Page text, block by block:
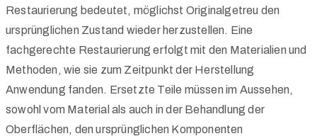
Restaurierung bedeutet, möglichst Originalgetreu den
ursprünglichen Zustand wieder herzustellen. Eine
fachgerechte Restaurierung erfolgt mit den Materialien und
Methoden, wie sie zum Zeitpunkt der Herstellung
Anwendung fanden. Ersetzte Teile müssen im Aussehen,
sowohl vom Material als auch in der Behandlung der
Oberflächen, den ursprünglichen Komponenten